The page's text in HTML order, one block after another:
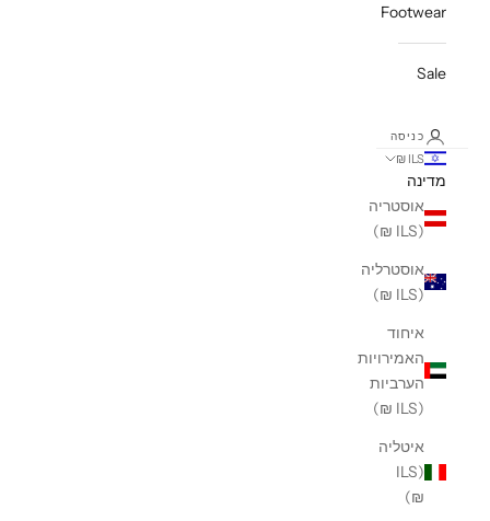
Footwear
Sale
כניסה
ILS ₪
מדינה
אוסטריה
(ILS ₪)
אוסטרליה
(ILS ₪)
איחוד
האמירויות
הערביות
(ILS ₪)
איטליה
(ILS
₪)